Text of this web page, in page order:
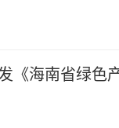
《海南省绿色